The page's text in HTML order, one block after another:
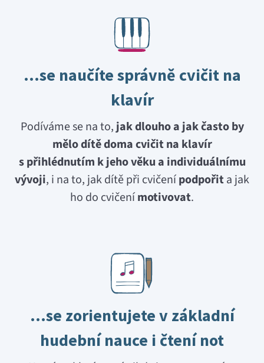
…se naučíte správně cvičit na
klavír
Podíváme se na to,jak dlouho a jak často by
mělo dítě doma cvičit na klavír
s přihlédnutím k jeho věku a individuálnímu
vývoji, i na to, jak dítě při cvičenípodpořita jak
ho do cvičenímotivovat.
…se zorientujete v základní
hudební nauce i čtení not